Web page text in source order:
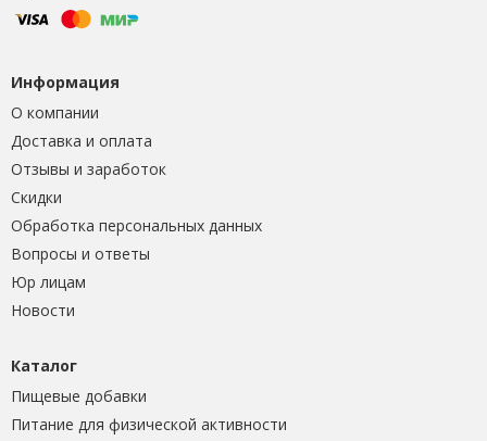
Информация
О компании
Доставка и оплата
Отзывы и заработок
Скидки
Обработка персональных данных
Вопросы и ответы
Юр лицам
Новости
Каталог
Пищевые добавки
Питание для физической активности